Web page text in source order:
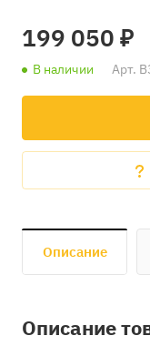
199 050 ₽
В наличии Арт.
Описание
Описание